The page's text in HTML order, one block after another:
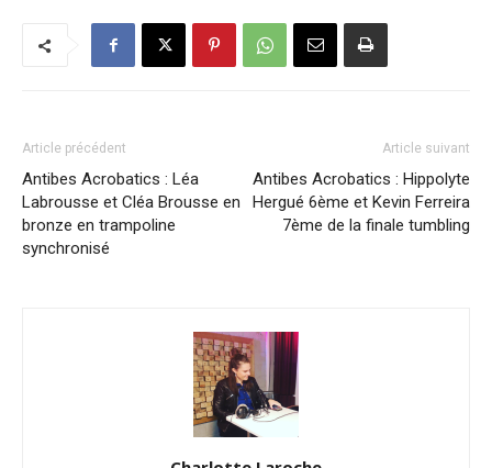
Article précédent
Antibes Acrobatics : Léa
Labrousse et Cléa Brousse en
bronze en trampoline
synchronisé
Article suivant
Antibes Acrobatics : Hippolyte
Hergué 6ème et Kevin Ferreira
7ème de la finale tumbling